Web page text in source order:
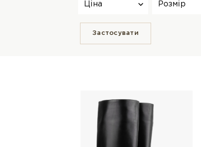
Ціна Розмір
Застосувати